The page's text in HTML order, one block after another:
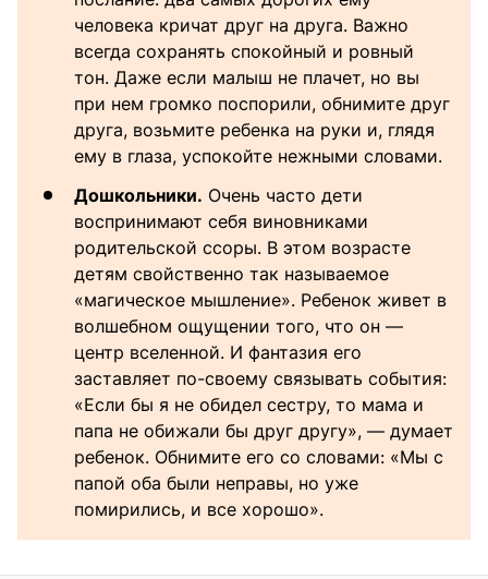
человека кричат друг на друга. Важно
всегда сохранять спокойный и ровный
тон. Даже если малыш не плачет, но вы
при нем громко поспорили, обнимите друг
друга, возьмите ребенка на руки и, глядя
ему в глаза, успокойте нежными словами.
Дошкольники. Очень часто дети
воспринимают себя виновниками
родительской ссоры. В этом возрасте
детям свойственно так называемое
«магическое мышление». Ребенок живет в
волшебном ощущении того, что он —
центр вселенной. И фантазия его
заставляет по-своему связывать события:
«Если бы я не обидел сестру, то мама и
папа не обижали бы друг другу», — думает
ребенок. Обнимите его со словами: «Мы с
папой оба были неправы, но уже
помирились, и все хорошо».